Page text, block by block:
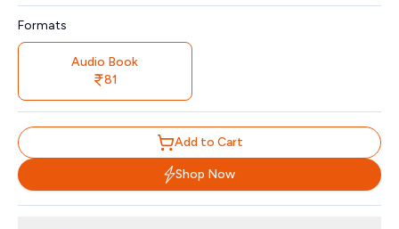
Formats
Audio Book
81
Add to Cart
Shop Now